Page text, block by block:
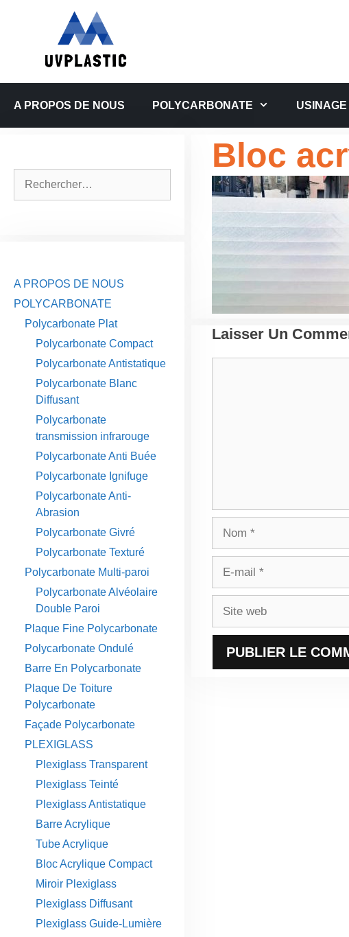
A PROPOS DE NOUS POLYCARBONATE
Bloc
Laisser Un
A PROPOS DE NOUS
POLYCARBONATE
Polycarbonate Plat
Polycarbonate Compact
Polycarbonate Antistatique
Polycarbonate Blanc
Diffusant
Polycarbonate
transmission infrarouge
Polycarbonate Anti Buée
Polycarbonate Ignifuge
Polycarbonate Anti-
Abrasion
Polycarbonate Givré
Polycarbonate Texturé
Polycarbonate Multi-paroi
Polycarbonate Alvéolaire
Double Paroi
Plaque Fine Polycarbonate
Polycarbonate Ondulé
Barre En Polycarbonate
Plaque De Toiture
Polycarbonate
Façade Polycarbonate
PLEXIGLASS
Plexiglass Transparent
Plexiglass Teinté
Plexiglass Antistatique
Barre Acrylique
Tube Acrylique
Bloc Acrylique Compact
Miroir Plexiglass
Plexiglass Diffusant
Plexiglass Guide-Lumière